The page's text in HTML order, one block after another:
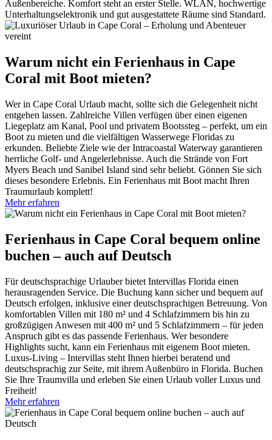
Außenbereiche. Komfort steht an erster Stelle. WLAN, hochwertige
Unterhaltungselektronik und gut ausgestattete Räume sind Standard.
Warum nicht ein Ferienhaus in Cape
Coral mit Boot mieten?
Wer in Cape Coral Urlaub macht, sollte sich die Gelegenheit nicht
entgehen lassen. Zahlreiche Villen verfügen über einen eigenen
Liegeplatz am Kanal, Pool und privatem Bootssteg – perfekt, um ein
Boot zu mieten und die vielfältigen Wasserwege Floridas zu
erkunden. Beliebte Ziele wie der Intracoastal Waterway garantieren
herrliche Golf- und Angelerlebnisse. Auch die Strände von Fort
Myers Beach und Sanibel Island sind sehr beliebt. Gönnen Sie sich
dieses besondere Erlebnis. Ein Ferienhaus mit Boot macht Ihren
Traumurlaub komplett!
Mehr erfahren
Ferienhaus in Cape Coral bequem online
buchen – auch auf Deutsch
Für deutschsprachige Urlauber bietet Intervillas Florida einen
herausragenden Service. Die Buchung kann sicher und bequem auf
Deutsch erfolgen, inklusive einer deutschsprachigen Betreuung. Von
komfortablen Villen mit 180 m² und 4 Schlafzimmern bis hin zu
großzügigen Anwesen mit 400 m² und 5 Schlafzimmern – für jeden
Anspruch gibt es das passende Ferienhaus. Wer besondere
Highlights sucht, kann ein Ferienhaus mit eigenem Boot mieten.
Luxus-Living – Intervillas steht Ihnen hierbei beratend und
deutschsprachig zur Seite, mit ihrem Außenbüro in Florida. Buchen
Sie Ihre Traumvilla und erleben Sie einen Urlaub voller Luxus und
Freiheit!
Mehr erfahren